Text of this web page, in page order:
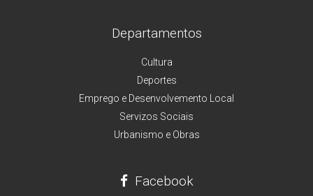
Departamentos
Cultura
Deportes
Emprego e Desenvolvemento Local
Servizos Sociais
Urbanismo e Obras
Facebook